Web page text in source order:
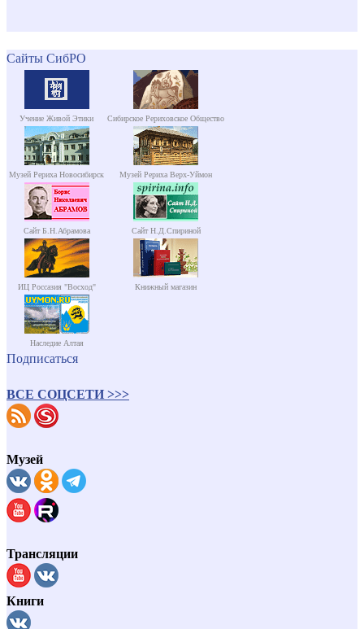
Сайты СибРО
Учение Живой Этики Сибирское Рериховское Общество
Музей Рериха Новосибирск Музей Рериха Верх-Уймон
Сайт Б.Н.Абрамова Сайт Н.Д.Спириной
ИЦ Россазия "Восход" Книжный магазин
Наследие Алтая
Подписаться
ВСЕ СОЦСЕТИ >>>
Музей
Трансляции
Книги